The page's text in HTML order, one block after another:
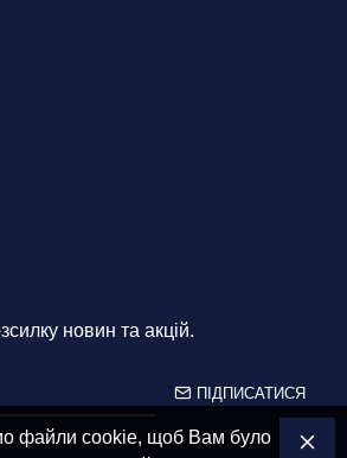
новин та акцій.
ПІДПИСАТИСЯ
файли cookie, щоб Вам було